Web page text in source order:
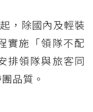
，除國內及輕裝
實施「領隊不配
排領隊與旅客同
品質。